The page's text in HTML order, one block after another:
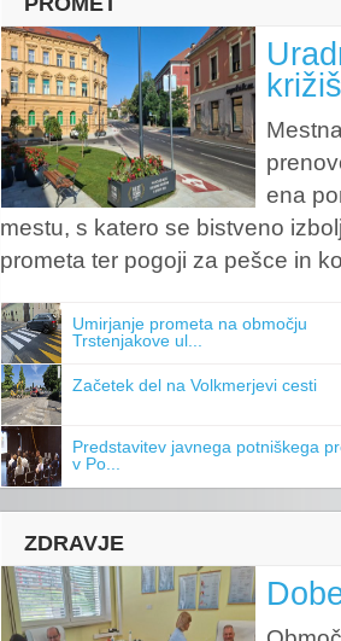
ena
mestu, s katero se bistveno
prometa ter pogoji za pešce in
Umirjanje prometa na območju
Trstenjakove ul...
Začetek del na Volkmerjevi cesti
Predstavitev javnega potniškega
v Po...
ZDRAVJE